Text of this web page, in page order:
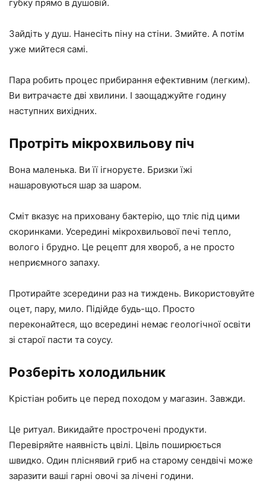
губку прямо в душовій.
Зайдіть у душ. Нанесіть піну на стіни. Змийте. А потім
уже мийтеся самі.
Пара робить процес прибирання ефективним (легким).
Ви витрачаєте дві хвилини. І заощаджуйте годину
наступних вихідних.
Протріть мікрохвильову піч
Вона маленька. Ви її ігноруєте. Бризки їжі
нашаровуються шар за шаром.
Сміт вказує на приховану бактерію, що тліє під цими
скоринками. Усередині мікрохвильової печі тепло,
волого і брудно. Це рецепт для хвороб, а не просто
неприємного запаху.
Протирайте зсередини раз на тиждень. Використовуйте
оцет, пару, мило. Підійде будь-що. Просто
переконайтеся, що всередині немає геологічної освіти
зі старої пасти та соусу.
Розберіть холодильник
Крістіан робить це перед походом у магазин. Завжди.
Це ритуал. Викидайте прострочені продукти.
Перевіряйте наявність цвілі. Цвіль поширюється
швидко. Один пліснявий гриб на старому сендвічі може
заразити ваші гарні овочі за лічені години.